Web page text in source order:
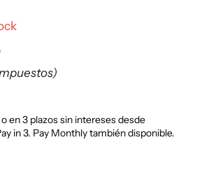
en 3 plazos sin intereses desde
in 3. Pay Monthly también disponible.